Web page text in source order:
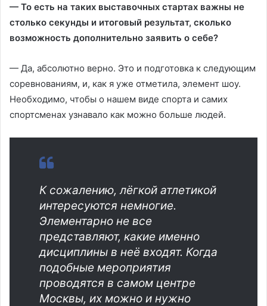
— То есть на таких выставочных стартах важны не
столько секунды и итоговый результат, сколько
возможность дополнительно заявить о себе?
— Да, абсолютно верно. Это и подготовка к следующим
соревнованиям, и, как я уже отметила, элемент шоу.
Необходимо, чтобы о нашем виде спорта и самих
спортсменах узнавало как можно больше людей.
К сожалению, лёгкой атлетикой
интересуются немногие.
Элементарно не все
представляют, какие именно
дисциплины в неё входят. Когда
подобные мероприятия
проводятся в самом центре
Москвы, их можно и нужно